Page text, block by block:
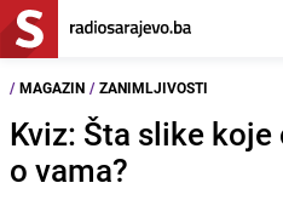
/ MAGAZIN / ZANIMLJIVOSTI
Kviz: Šta slike
o vama?